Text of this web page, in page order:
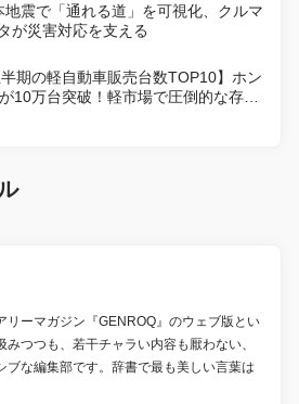
地震で「通れる道」を可視化、クルマ
が災害対応を支える
半期の軽自動車販売台数TOP10】ホン
10万台突破！軽市場で圧倒的な存在
リーマガジン『GENROQ』のウェブ版とい
みつつも、若干チャラい内容も厭わない、
ブな編集部です。辞書で最も美しい言葉は